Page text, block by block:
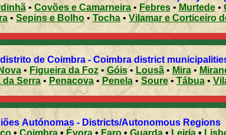
• Covões e Camarneira• Febres• Murtede•
•Sepins e Bolho • Tocha • Vilamar e Corticeiro
Municípios do distrito de Coimbra - Coimbra district
• Figueira da Foz•Góis• Lousã• Mira•
da Serra• Penacova• Penela• Soure•Tábua•
Distritos/Regiões Autónomas - Districts/Autonomous Regions
• Coimbra • Évora • Faro • Guarda • Leiria •